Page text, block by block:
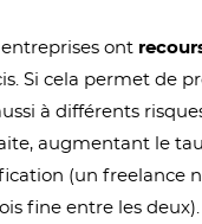
ont
Si cela permet de
à différents
augmentant le
(un freelance
fine entre les deux).